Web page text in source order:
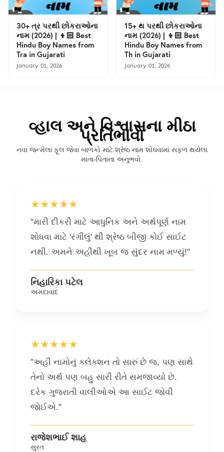
30+ ત્ર પરથી છોકરાઓના
નામ (2026) | 👦🏻 Best
Hindu Boy Names from
Tra in Gujarati
January 01, 2026
15+ થ પરથી છોકરાઓના
નામ (2026) | 👦🏻 Best
Hindu Boy Names from
Th in Gujarati
January 01, 2026
વ્હાલ અને વિશ્વાસના મીઠા
પ્રતિભાવો
નવા જન્મેલા ફૂલ જેવા બાળકો માટે શ્રેષ્ઠ નામ શોધવામાં સફળ થયેલા
માતા-પિતાના અનુભવો.
★★★★★
"મારી દીકરી માટે આધુનિક અને અર્થપૂર્ણ નામ
શોધવા માટે 'રંગીલું' થી શ્રેષ્ઠ બીજી કોઈ સાઈટ
નથી. અમને અહીંથી ખૂબ જ સુંદર નામ મળ્યું!"
નિહારિકા પટેલ
અમદાવાદ
★★★★★
"અહીં નામોનું કલેક્શન તો સારું છે જ, પણ સાથે
તેનો અર્થ પણ બહુ સારી રીતે સમજાવ્યો છે.
દરેક ગુજરાતી વાલીઓએ આ સાઈટ જોવી
જોઈએ."
રાજેશભાઈ શાહ
સુરત